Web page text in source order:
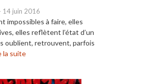
14 juin 2016
impossibles à faire, elles
elles reflètent l’état d’un
oublient, retrouvent, parfois
la suite